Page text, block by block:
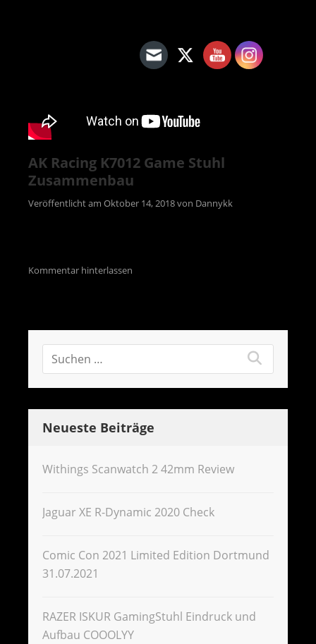
AK Racing K7012 Game Stuhl
Zusammenbau
Veröffentlicht am Oktober 14, 2018von Dannykk
Kommentar hinterlassen
Neueste Beiträge
Withings Scanwatch 2 42mm Review
Jaguar XE R-Dynamic 2020 Check
Comic Con 2021 Limited Edition Dortmund
31.07.2021
RAZER ISKUR GamingStuhl Eindruck und
Aufbau COOOLYY